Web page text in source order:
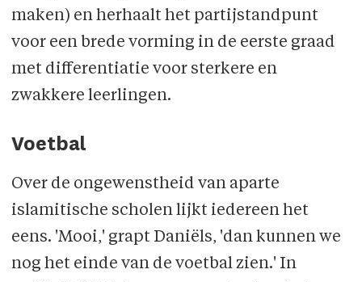
maken) en herhaalt het partijstandpunt
voor een brede vorming in de eerste graad
met differentiatie voor sterkere en
zwakkere leerlingen.
Voetbal
Over de ongewenstheid van aparte
islamitische scholen lijkt iedereen het
eens. 'Mooi,' grapt Daniëls, 'dan kunnen we
nog het einde van de voetbal zien.' In